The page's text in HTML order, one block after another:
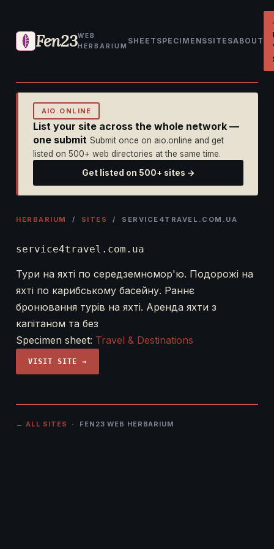
Fen23WEB
HERBARIUM
SHEET SPECIMENSSITESABOUT
AIO.ONLINE
List your site across the whole network —
one submit Submit once on aio.online and get
listed on 500+ web directories at the same time.
Get listed on 500+ sites →
HERBARIUM / SITES / SERVICE4TRAVEL.COM.UA
service4travel.com.ua
Тури на яхті по середземномор'ю. Подорожі на
яхті по карибському басейну. Раннє
бронювання турів на яхті. Аренда яхти з
капітаном та без
Specimen sheet: Travel & Destinations
VISIT SITE →
← ALL SITES · FEN23 WEB HERBARIUM